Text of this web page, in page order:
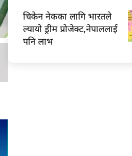
चिकेन नेकका लागि भारतले
ल्यायो ड्रीम प्रोजेक्ट,नेपाललाई
पनि लाभ